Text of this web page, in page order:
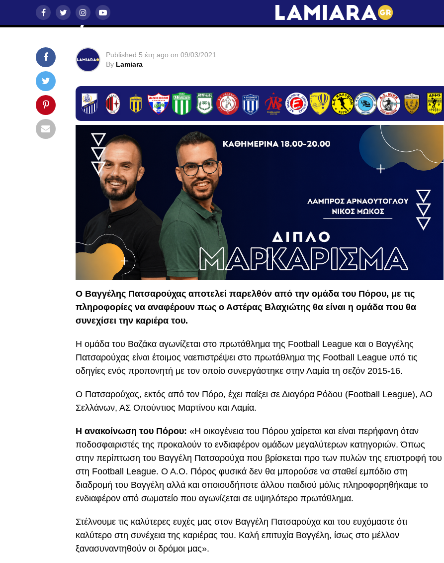
Βαζάκα
Published 5 έτη ago on 09/03/2021
By Lamiara
Ο Βαγγέλης Πατσαρούχας αποτελεί παρελθόν από την ομάδα του Πόρου, με τις
πληροφορίες να αναφέρουν πως ο Αστέρας Βλαχιώτης θα είναι η ομάδα που θα
συνεχίσει την καριέρα του.
Η ομάδα του Βαζάκα αγωνίζεται στο πρωτάθλημα της Football League και ο Βαγγέλης
Πατσαρούχας είναι έτοιμος ναεπιστρέψει στο πρωτάθλημα της Football League υπό τις
οδηγίες ενός προπονητή με τον οποίο συνεργάστηκε στην Λαμία τη σεζόν 2015-16.
Ο Πατσαρούχας, εκτός από τον Πόρο, έχει παίξει σε Διαγόρα Ρόδου (Football League), ΑΟ
Σελλάνων, ΑΣ Οπούντιος Μαρτίνου και Λαμία.
Η ανακοίνωση του Πόρου: «Η οικογένεια του Πόρου χαίρεται και είναι περήφανη όταν
ποδοσφαιριστές της προκαλούν το ενδιαφέρον ομάδων μεγαλύτερων κατηγοριών. Όπως
στην περίπτωση του Βαγγέλη Πατσαρούχα που βρίσκεται προ των πυλών της επιστροφή του
στη Football League. Ο Α.Ο. Πόρος φυσικά δεν θα μπορούσε να σταθεί εμπόδιο στη
διαδρομή του Βαγγέλη αλλά και οποιουδήποτε άλλου παιδιού μόλις πληροφορηθήκαμε το
ενδιαφέρον από σωματείο που αγωνίζεται σε υψηλότερο πρωτάθλημα.
Στέλνουμε τις καλύτερες ευχές μας στον Βαγγέλη Πατσαρούχα και του ευχόμαστε ότι
καλύτερο στη συνέχεια της καριέρας του. Καλή επιτυχία Βαγγέλη, ίσως στο μέλλον
ξανασυναντηθούν οι δρόμοι μας».